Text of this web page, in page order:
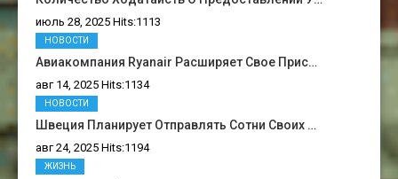
июль 28, 2025 Hits:1113
Авиакомпания Ryanair Расширяет Свое Прис…
авг 14, 2025 Hits:1134
НОВОСТИ
Швеция Планирует Отправлять Сотни Своих …
авг 24, 2025 Hits:1194
НОВОСТИ
ЖИЗНЬ